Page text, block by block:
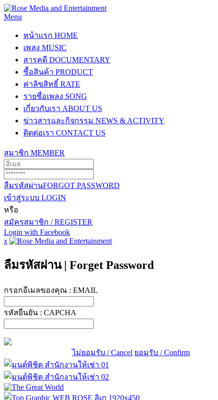
Menu
หน้าแรก HOME
เพลง MUSIC
สารคดี DOCUMENTARY
ซื้อสินค้า PRODUCT
ค่าลิขสิทธิ์ RATE
รายชื่อเพลง SONG
เกี่ยวกับเรา ABOUT US
ข่าวสารและกิจกรรม NEWS & ACTIVITY
ติดต่อเรา CONTACT US
สมาชิก MEMBER
ลืมรหัสผ่านFORGOT PASSWORD
เข้าสู่ระบบ LOGIN
หรือ
สมัครสมาชิก / REGISTER
Login with Facebook
x
ลืมรหัสผ่าน | Forget Password
กรอกอีเมลของคุณ : EMAIL
รหัสยืนยัน : CAPCHA
ไม่ยอมรับ / Cancel ยอมรับ / Confirm